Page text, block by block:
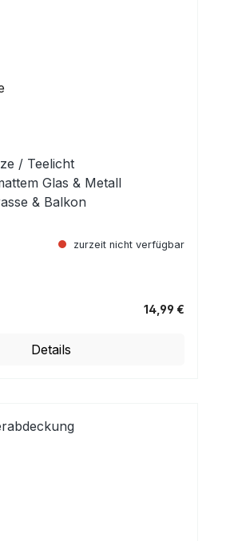
/ Teelicht
Glas & Metall
& Balkon
zurzeit nicht verfügbar
14,99 €
Details